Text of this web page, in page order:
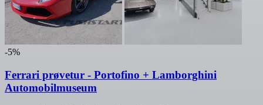
-5%
Ferrari prøvetur - Portofino + Lamborghini
Automobilmuseum